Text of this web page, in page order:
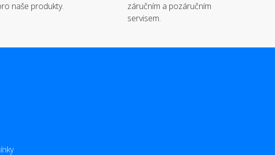
naše produkty.
záručním a pozáručním
servisem.